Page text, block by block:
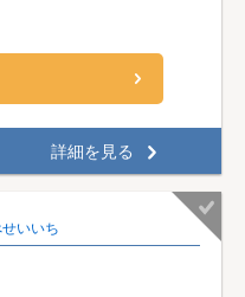
詳細を見る
いいち